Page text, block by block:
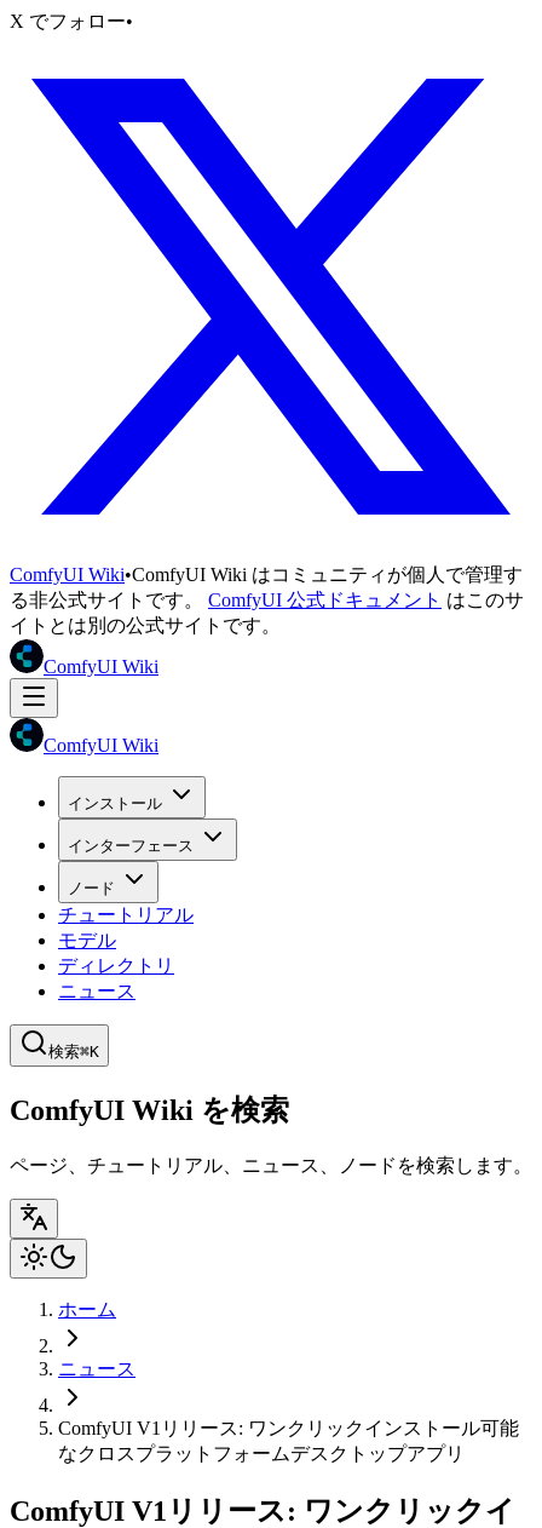
X でフォロー•
ComfyUI Wiki•ComfyUI Wiki はコミュニティが個人で管理す
る非公式サイトです。
ComfyUI 公式ドキュメント はこのサ
イトとは別の公式サイトです。
ComfyUI Wiki
ComfyUI Wiki
インストール
インターフェース
ノード
チュートリアル
モデル
ディレクトリ
ニュース
検索⌘K
ComfyUI Wiki を検索
ページ、チュートリアル、ニュース、ノードを検索します。
ホーム
ニュース
ComfyUI V1リリース: ワンクリックインストール可能
なクロスプラットフォームデスクトップアプリ
ComfyUI V1リリース: ワンクリックイ